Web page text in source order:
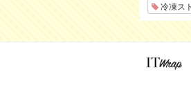
冷凍ス